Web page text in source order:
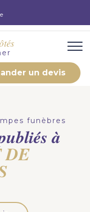
un devis
à vous répondre
et soulager
funèbres
à
DE